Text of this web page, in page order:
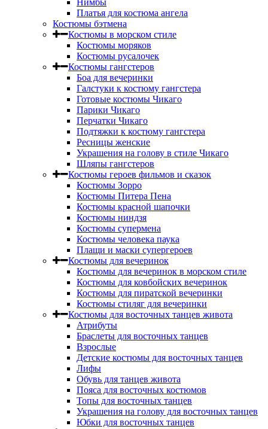
Нимбы
Платья для костюма ангела
Костюмы бэтмена
Костюмы в морском стиле
Костюмы моряков
Костюмы русалочек
Костюмы гангстеров
Боа для вечеринки
Галстуки к костюму гангстера
Готовые костюмы Чикаго
Парики Чикаго
Перчатки Чикаго
Подтяжки к костюму гангстера
Ресницы женские
Украшения на голову в стиле Чикаго
Шляпы гангстеров
Костюмы героев фильмов и сказок
Костюмы Зорро
Костюмы Питера Пена
Костюмы красной шапочки
Костюмы ниндзя
Костюмы супермена
Костюмы человека паука
Плащи и маски супергероев
Костюмы для вечеринок
Костюмы для вечеринок в морском стиле
Костюмы для ковбойских вечеринок
Костюмы для пиратской вечеринки
Костюмы стиляг для вечеринки
Костюмы для восточных танцев живота
Атрибуты
Браслеты для восточных танцев
Взрослые
Детские костюмы для восточных танцев
Лифы
Обувь для танцев живота
Пояса для восточных костюмов
Топы для восточных танцев
Украшения на голову для восточных танцев
Юбки для восточных танцев